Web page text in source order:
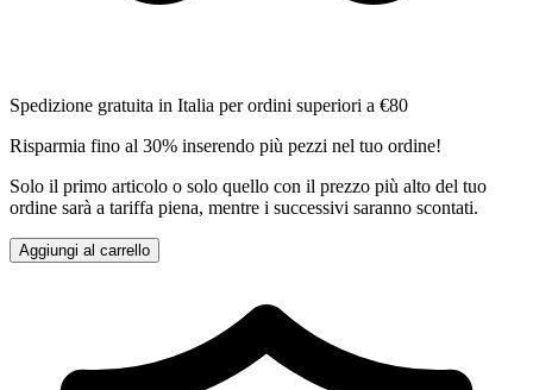
Spedizione gratuita in Italia per ordini superiori a €80
Risparmia fino al 30% inserendo più pezzi nel tuo ordine!
Solo il primo articolo o solo quello con il prezzo più alto del tuo
ordine sarà a tariffa piena, mentre i successivi saranno scontati.
Aggiungi al carrello